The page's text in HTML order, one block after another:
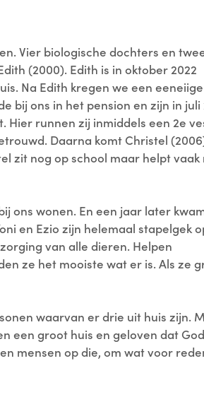
Vier biologische dochters en
(2000). Edith is in oktober 2022
Na Edith kregen we een eeneiige
bij ons in het pension en zijn in juli
runnen zij inmiddels een 2e
Daarna komt Christel
zit nog op school maar helpt vaak
ons wonen. En een jaar later
en Ezio zijn helemaal stapelgek
van alle dieren. Helpen
ze het mooiste wat er is. Als ze
waarvan er drie uit huis zijn.
een groot huis en geloven dat
mensen op die, om wat voor